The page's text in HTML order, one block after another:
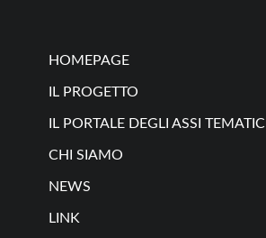
HOMEPAGE
IL PROGETTO
IL PORTALE DEGLI ASSI TEMATICI
CHI SIAMO
NEWS
LINK